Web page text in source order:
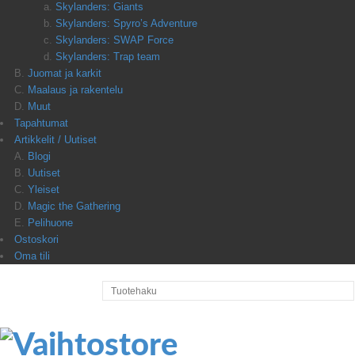
Skylanders: Giants
Skylanders: Spyro’s Adventure
Skylanders: SWAP Force
Skylanders: Trap team
Juomat ja karkit
Maalaus ja rakentelu
Muut
Tapahtumat
Artikkelit / Uutiset
Blogi
Uutiset
Yleiset
Magic the Gathering
Pelihuone
Ostoskori
Oma tili